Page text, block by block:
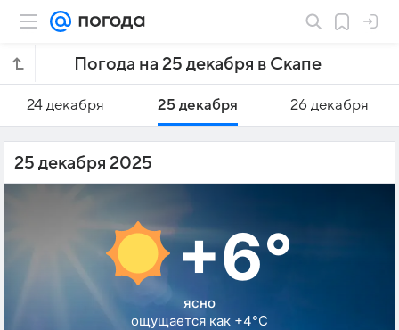
Погода на 25 декабря в Скапе
24 декабря 25 декабря 26 декабря
25 декабря 2025
+6°
ясно
ощущается как +4°C